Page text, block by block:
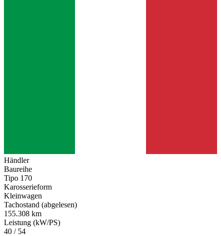
Händler
Baureihe
Tipo 170
Karosserieform
Kleinwagen
Tachostand (abgelesen)
155.308 km
Leistung (kW/PS)
40 / 54